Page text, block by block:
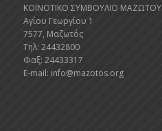
ΚΟΙΝΟΤΙΚΟ ΣΥΜΒΟΥΛΙΟ ΜΑΖΩΤΟΥ
Αγίου Γεωργίου 1
7577, Μαζωτός
Τηλ: 24432800
Φαξ: 24433317
E-mail: info@mazotos.org